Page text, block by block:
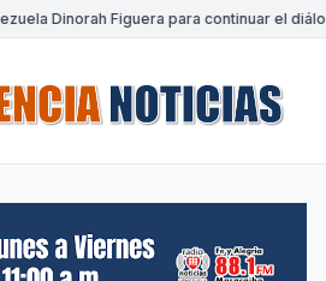
Dinorah Figuera para continuar el